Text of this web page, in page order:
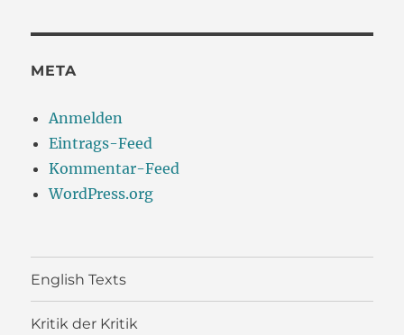
META
Anmelden
Eintrags-Feed
Kommentar-Feed
WordPress.org
English Texts
Kritik der Kritik